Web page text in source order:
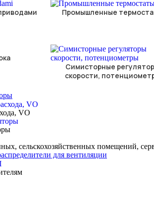
Промышленные
Симисторные
скорости,
VO
сельскохозяйственных помещений,
для вентиляции